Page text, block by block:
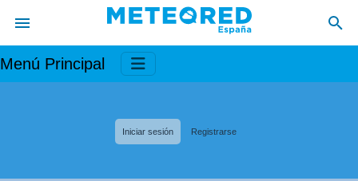
Menú Principal
Iniciar sesión Registrarse